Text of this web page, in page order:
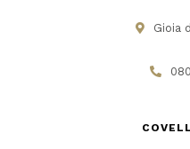
Gioia